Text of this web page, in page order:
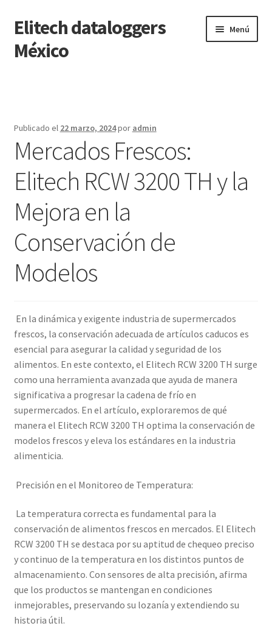
Saltar
a
navegación
Ir
al
contenido
Elitech dataloggers
México
Menú
Finalizar compra
Mi cuenta
Página de ejemplo
Tienda
Publicado el 22 marzo, 2024por admin
Mercados Frescos:
Elitech RCW 3200 TH y la
Mejora en la
Conservación de
Modelos
En la dinámica y exigente industria de supermercados
frescos, la conservación adecuada de artículos caducos es
esencial para asegurar la calidad y seguridad de los
alimentos. En este contexto, el Elitech RCW 3200 TH surge
como una herramienta avanzada que ayuda de manera
significativa a progresar la cadena de frío en
supermercados. En el artículo, exploraremos de qué
manera el Elitech RCW 3200 TH optima la conservación de
modelos frescos y eleva los estándares en la industria
alimenticia.
Precisión en el Monitoreo de Temperatura:
La temperatura correcta es fundamental para la
conservación de alimentos frescos en mercados. El Elitech
RCW 3200 TH se destaca por su aptitud de chequeo preciso
y continuo de la temperatura en los distintos puntos de
almacenamiento. Con sensores de alta precisión, afirma
que los productos se mantengan en condiciones
inmejorables, preservando su lozanía y extendiendo su
historia útil.